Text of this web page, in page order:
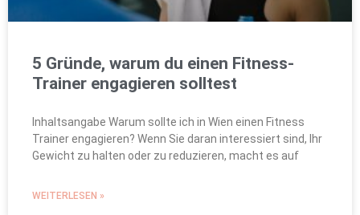
5 Gründe, warum du einen Fitness-
Trainer engagieren solltest
Inhaltsangabe Warum sollte ich in Wien einen Fitness
Trainer engagieren? Wenn Sie daran interessiert sind, Ihr
Gewicht zu halten oder zu reduzieren, macht es auf
WEITERLESEN »